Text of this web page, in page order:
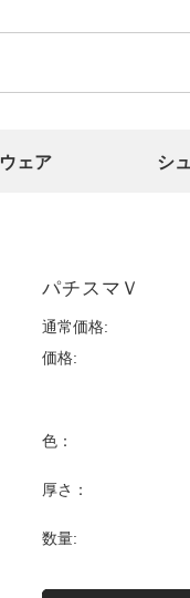
ウェア シ
パチスマＶ
通常価格:
価格:
色：
厚さ：
数量: